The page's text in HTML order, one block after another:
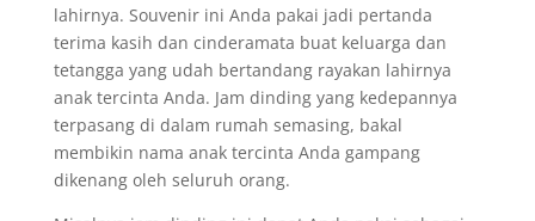
lahirnya. Souvenir ini Anda pakai jadi pertanda
terima kasih dan cinderamata buat keluarga dan
tetangga yang udah bertandang rayakan lahirnya
anak tercinta Anda. Jam dinding yang kedepannya
terpasang di dalam rumah semasing, bakal
membikin nama anak tercinta Anda gampang
dikenang oleh seluruh orang.